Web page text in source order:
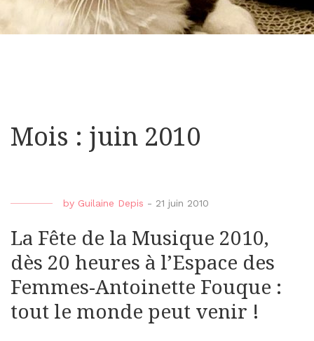
Mois : juin 2010
by Guilaine Depis - 21 juin 2010
La Fête de la Musique 2010,
dès 20 heures à l’Espace des
Femmes-Antoinette Fouque :
tout le monde peut venir !